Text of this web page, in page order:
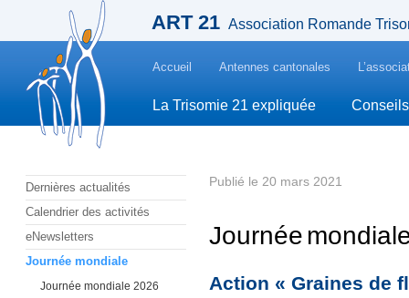
ART 21 Association Romande
Accueil Antennes cantonales
La Trisomie 21 expliquée
Dernières actualités
Calendrier des activités
eNewsletters
Journée mondiale
Journée mondiale 2026
Publié le 20 mars 2021
Journée
Action « Graines de